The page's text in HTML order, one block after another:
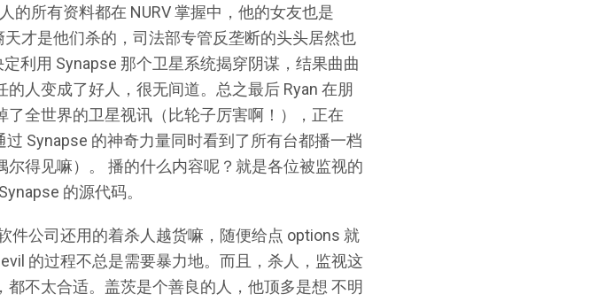
的所有资料都在 NURV 掌握中，他的女友也是
才是他们杀的，司法部专管反垄断的头头居然也
利用 Synapse 那个卫星系统揭穿阴谋，结果曲曲
人变成了好人，很无间道。总之最后 Ryan 在朋
了全世界的卫星视讯（比轮子厉害啊！），正在
Synapse 的神奇力量同时看到了所有台都播一档
得见嘛）。 播的什么内容呢？就是各位被监视的
的源代码。
件公司还用的着杀人越货嘛，随便给点 options 就
的过程不总是需要暴力地。而且，杀人，监视这
不太合适。盖茨是个善良的人，他顶多是想 不明